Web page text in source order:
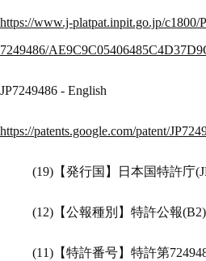
https://www.j-platpat.inpit.go.jp/c1800/
7249486/
JP7249486 - English
https://patents.google.com/patent/
(19)【発行国】日本国特許庁
(12)【公報種別】特許公報(B2)
(11)【特許番号】特許第